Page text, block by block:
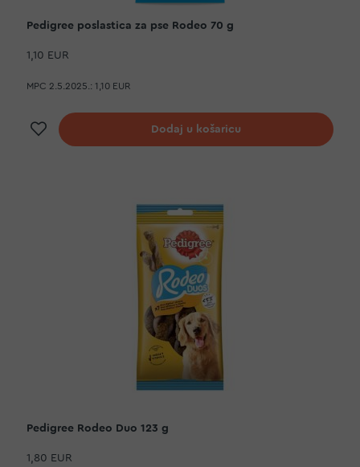
Pedigree poslastica za pse Rodeo 70 g
1,10 EUR
MPC 2.5.2025.: 1,10 EUR
Dodaj na listu želja
Dodaj u košaricu
Pedigree Rodeo Duo 123 g
1,80 EUR